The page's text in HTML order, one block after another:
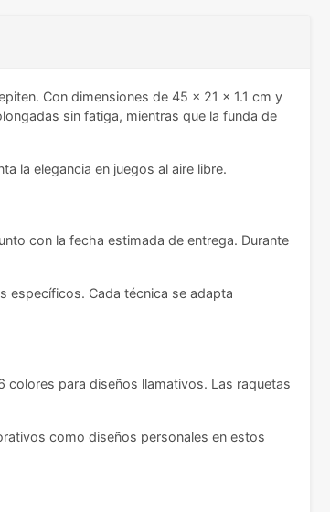
Con dimensiones de 45 x 21 x 1.1 cm y
sin fatiga, mientras que la funda de
la elegancia en juegos al aire libre.
con la fecha estimada de entrega. Durante
específicos. Cada técnica se adapta
colores para diseños llamativos. Las raquetas
como diseños personales en estos